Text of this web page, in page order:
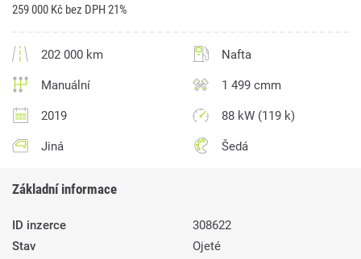
259 000 Kč bez DPH 21%
202 000 km Nafta
Manuální 1 499 cmm
2019 88 kW (119 k)
Jiná Šedá
Základní informace
ID inzerce
308622
Stav
Ojeté